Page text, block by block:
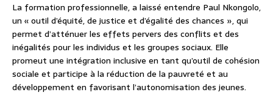
La formation professionnelle, a laissé entendre Paul Nkongolo,
un « outil d’équité, de justice et d’égalité des chances », qui
permet d’atténuer les effets pervers des conflits et des
inégalités pour les individus et les groupes sociaux. Elle
promeut une intégration inclusive en tant qu’outil de cohésion
sociale et participe à la réduction de la pauvreté et au
développement en favorisant l’autonomisation des jeunes.